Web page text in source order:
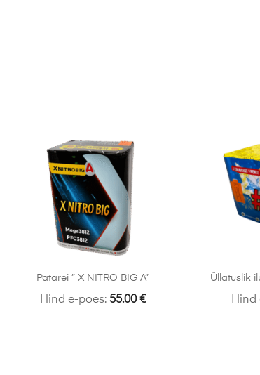
Patarei ” X NITRO BIG A”
Hind e-poes: 55.00€
Üllatuslik
Hind